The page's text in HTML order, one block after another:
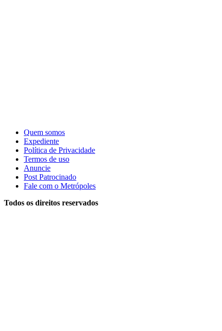
Quem somos
Expediente
Política de Privacidade
Termos de uso
Anuncie
Post Patrocinado
Fale com o Metrópoles
Todos os direitos reservados